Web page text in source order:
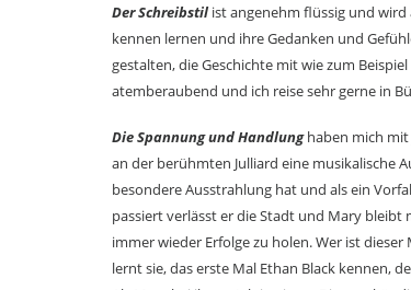
Der Schreibstil ist angenehm flüssig und
kennen lernen und ihre Gedanken und
gestalten, die Geschichte mit wie zum
atemberaubend und ich reise sehr gerne in
Die Spannung und Handlunghaben mich mit
an der berühmten Julliard eine musikalische
besondere Ausstrahlung hat und als ein
passiert verlässt er die Stadt und Mary
immer wieder Erfolge zu holen. Wer ist
lernt sie, das erste Mal Ethan Black kennen,